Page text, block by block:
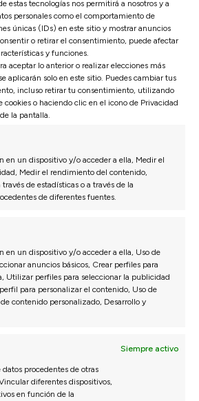
estas tecnologías nos permitirá a nosotros y a
personales como el comportamiento de
únicas (IDs) en este sitio y mostrar anuncios
o retirar el consentimiento, puede afectar
y funciones.
aceptar lo anterior o realizar elecciones más
aplicarán solo en este sitio. Puedes cambiar tus
incluso retirar tu consentimiento, utilizando
cookies o haciendo clic en el icono de Privacidad
la pantalla.
en un dispositivo y/o acceder a ella, Medir el
Medir el rendimiento del contenido,
de estadísticas o a través de la
de diferentes fuentes.
en un dispositivo y/o acceder a ella, Uso de
anuncios básicos, Crear perfiles para
Utilizar perfiles para seleccionar la publicidad
para personalizar el contenido, Uso de
contenido personalizado, Desarrollo y
Siempre activo
procedentes de otras
diferentes dispositivos,
en función de la
nuestros clientes
una configuración que al
pensado y ha quedado